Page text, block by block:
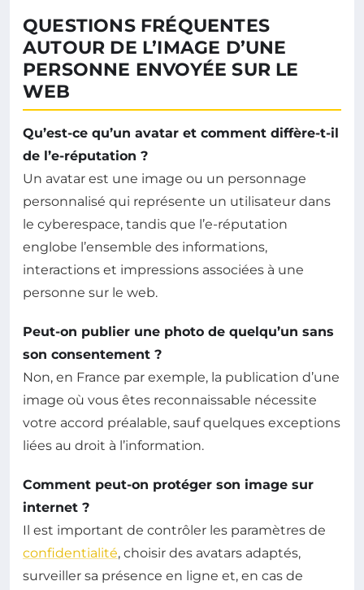
QUESTIONS FRÉQUENTES
AUTOUR DE L’IMAGE D’UNE
PERSONNE ENVOYÉE SUR LE
WEB
Qu’est-ce qu’un avatar et comment diffère-t-il
de l’e-réputation ?
Un avatar est une image ou un personnage
personnalisé qui représente un utilisateur dans
le cyberespace, tandis que l’e-réputation
englobe l’ensemble des informations,
interactions et impressions associées à une
personne sur le web.
Peut-on publier une photo de quelqu’un sans
son consentement ?
Non, en France par exemple, la publication d’une
image où vous êtes reconnaissable nécessite
votre accord préalable, sauf quelques exceptions
liées au droit à l’information.
Comment peut-on protéger son image sur
internet ?
Il est important de contrôler les paramètres de
confidentialité, choisir des avatars adaptés,
surveiller sa présence en ligne et, en cas de